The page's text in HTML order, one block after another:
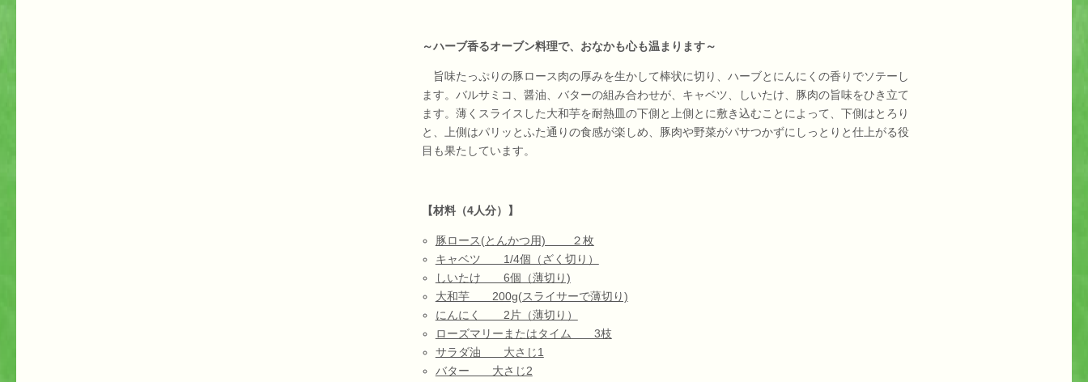
～ハーブ香るオーブン料理で、おなかも心も温まります～
旨味たっぷりの豚ロース肉の厚みを生かして棒状に切り、ハーブとにんにくの香りでソテーし
ます。バルサミコ、醤油、バターの組み合わせが、キャベツ、しいたけ、豚肉の旨味をひき立て
ます。薄くスライスした大和芋を耐熱皿の下側と上側とに敷き込むことによって、下側はとろり
と、上側はパリッとふた通りの食感が楽しめ、豚肉や野菜がパサつかずにしっとりと仕上がる役
目も果たしています。
【材料（4人分）】
豚ロース(とんかつ用) ２枚
キャベツ 1/4個（ざく切り）
しいたけ 6個（薄切り)
大和芋 200g(スライサーで薄切り)
にんにく 2片（薄切り）
ローズマリーまたはタイム 3枝
サラダ油 大さじ1
バター 大さじ2